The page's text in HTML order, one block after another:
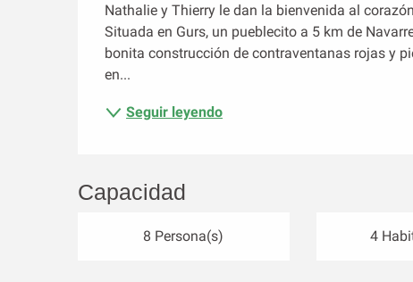
Nathalie y Thierry le dan la bienvenida al
Situada en Gurs, un pueblecito a 5 km de
bonita construcción de contraventanas rojas y
en...
Seguir leyendo
Capacidad
8 Persona(s) 4